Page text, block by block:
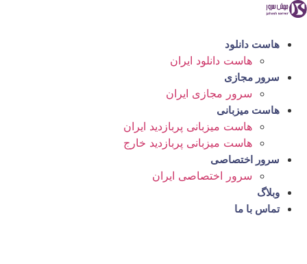
پرش
محتوا
هاست دانلود
هاست دانلود ایران
سرور مجازی
سرور مجازی ایران
هاست میزبانی
هاست میزبانی پربازدید ایران
هاست میزبانی پربازدید خارج
سرور اختصاصی
سرور اختصاصی ایران
وبلاگ
تماس با ما